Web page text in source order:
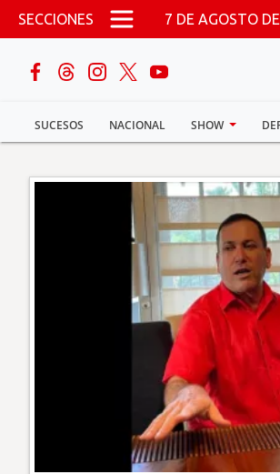
Pasar al contenido principal
SECCIONES 7 DE AGOSTO
SUCESOS NACIONAL SHOW
buscar
Sucesos
Nacional